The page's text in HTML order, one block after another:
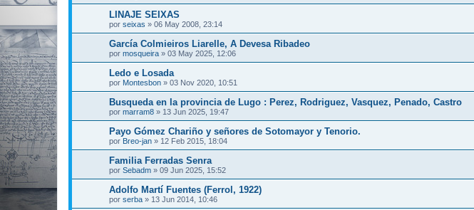
LINAJE SEIXAS
por seixas » 06 May 2008, 23:14
García Colmieiros Liarelle, A Devesa Ribadeo
por mosqueira » 03 May 2025, 12:06
Ledo e Losada
por Montesbon » 03 Nov 2020, 10:51
Busqueda en la provincia de Lugo : Perez, Rodriguez, Vasquez, Penado, Castro
por marram8 » 13 Jun 2025, 19:47
Payo Gómez Chariño y señores de Sotomayor y Tenorio.
por Breo-jan » 12 Feb 2015, 18:04
Familia Ferradas Senra
por Sebadm » 09 Jun 2025, 15:52
Adolfo Martí Fuentes (Ferrol, 1922)
por serba » 13 Jun 2014, 10:46